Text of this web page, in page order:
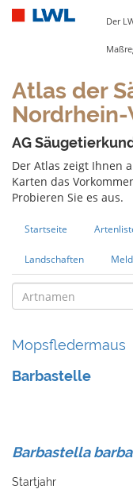
Der
Atlas der
AG
Der Atlas zeigt Ihnen
Karten das
Probieren Sie es aus.
Startseite
Landschaften
Mopsfledermaus
Barbastelle
Barbastella
Startjahr